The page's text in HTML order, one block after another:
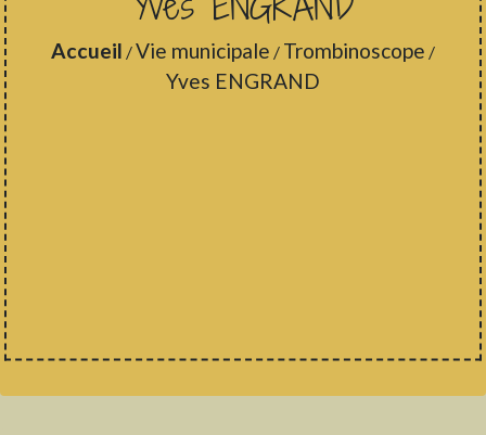
Accueil /Vie municipale / Trombinoscope /
Yves ENGRAND